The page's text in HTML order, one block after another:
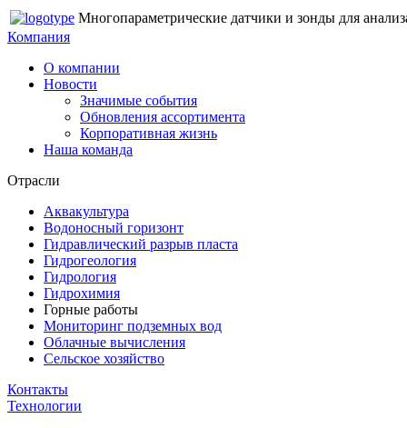
Многопараметрические датчики и зонды для
Компания
О компании
Новости
Значимые события
Обновления ассортимента
Корпоративная жизнь
Наша команда
Отрасли
Аквакультура
Водоносный горизонт
Гидравлический разрыв пласта
Гидрогеология
Гидрология
Гидрохимия
Горные работы
Мониторинг подземных вод
Облачные вычисления
Сельское хозяйство
Контакты
Технологии